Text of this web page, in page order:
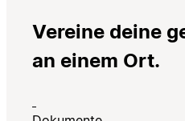
Vereine deine
an einem Ort.